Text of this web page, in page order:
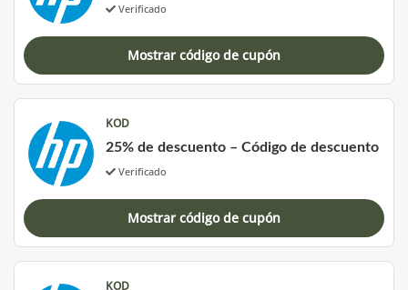
Verificado
Mostrar código de cupón
KOD
25% de descuento – Código de descuento
Verificado
Mostrar código de cupón
KOD